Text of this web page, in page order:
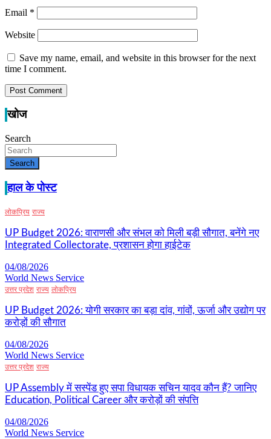
Email *
Website
Save my name, email, and website in this browser for the next
time I comment.
खोज
Search
Search
हाल के पोस्ट
लोकप्रिय राज्य
UP Budget 2026: वाराणसी और संभल को मिली बड़ी सौगात, बनेंगे नए
Integrated Collectorate, प्रशासन होगा हाईटेक
04/08/2026
World News Service
उत्तर प्रदेश राज्य लोकप्रिय
UP Budget 2026: योगी सरकार का बड़ा दांव, गांवों, ऊर्जा और उद्योग पर
करोड़ों की सौगात
04/08/2026
World News Service
उत्तर प्रदेश राज्य
UP Assembly में सस्पेंड हुए सपा विधायक सचिन यादव कौन हैं? जानिए
Education, Political Career और करोड़ों की संपत्ति
04/08/2026
World News Service